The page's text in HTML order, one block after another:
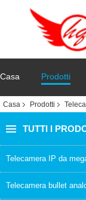
Casa Prodotti
Casa Prodotti
TUTTI I
Telecamera IP da
Telecamera bullet